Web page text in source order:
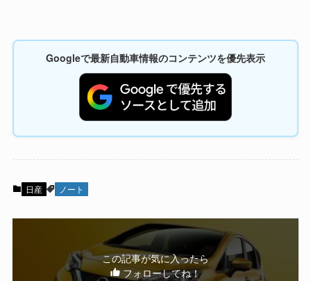
Googleで最新自動車情報のコンテンツを優先表示
日産 ノート
この記事が気に入ったら
フォローしてね！